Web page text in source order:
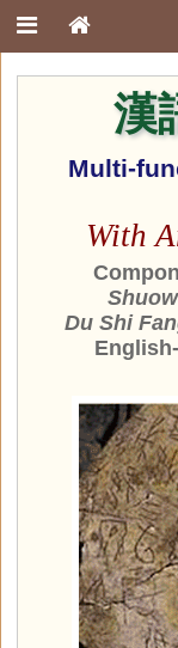
漢
Multi-
With
Du Shi